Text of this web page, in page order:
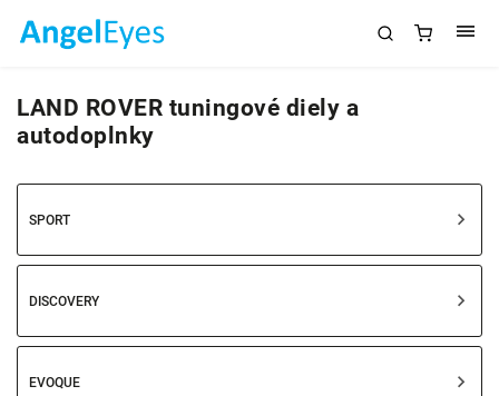
LAND ROVER tuningové diely a
autodoplnky
SPORT
DISCOVERY
EVOQUE